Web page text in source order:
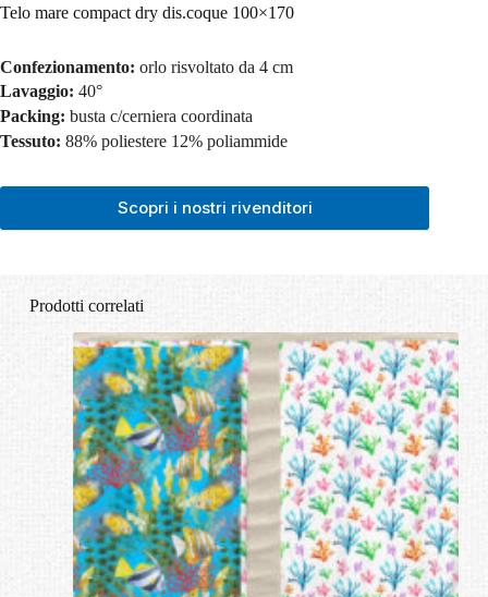
Telo mare compact dry dis.coque 100×170
Confezionamento: orlo risvoltato da 4 cm
Lavaggio: 40°
Packing: busta c/cerniera coordinata
Tessuto: 88% poliestere 12% poliammide
Scopri i nostri rivenditori
Prodotti correlati